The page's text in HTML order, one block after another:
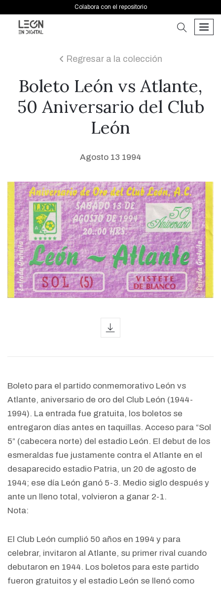
Colabora con el repositorio
buscar
icon
Regresar a la colección
Boleto León vs Atlante,
50 Aniversario del Club
León
Agosto 13 1994
Boleto para el partido conmemorativo León vs
Atlante, aniversario de oro del Club León (1944-
1994). La entrada fue gratuita, los boletos se
entregaron días antes en taquillas. Acceso para “Sol
5” (cabecera norte) del estadio León. El debut de los
esmeraldas fue justamente contra el Atlante en el
desaparecido estadio Patria, un 20 de agosto de
1944; ese día León ganó 5-3. Medio siglo después y
ante un lleno total, volvieron a ganar 2-1.
Nota:
El Club León cumplió 50 años en 1994 y para
celebrar, invitaron al Atlante, su primer rival cuando
debutaron en 1944. Los boletos para este partido
fueron gratuitos y el estadio León se llenó como